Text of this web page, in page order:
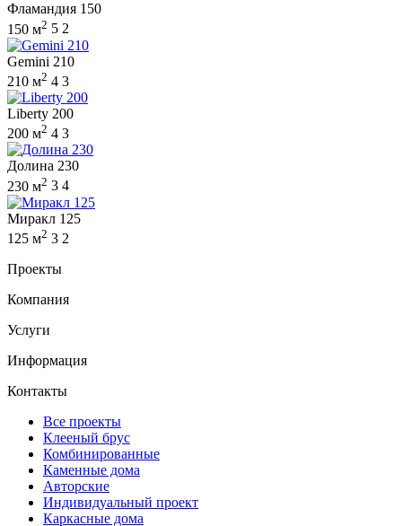
Фламандия 150
150 м2 5 2
Gemini 210
210 м2 4 3
Liberty 200
200 м2 4 3
Долина 230
230 м2 3 4
Миракл 125
125 м2 3 2
Проекты
Компания
Услуги
Информация
Контакты
Все проекты
Клееный брус
Комбинированные
Каменные дома
Авторские
Индивидуальный проект
Каркасные дома